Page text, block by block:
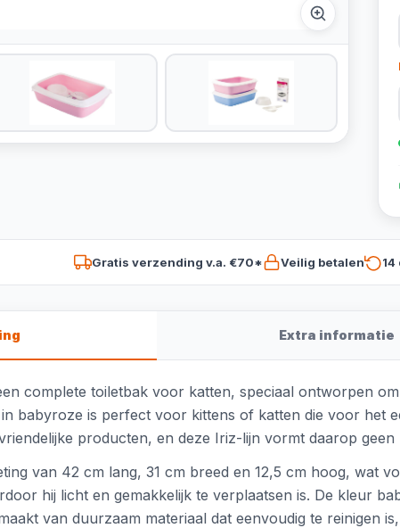
Gratis verzending v.a. €70* Veilig betalen
Extra informatie
complete toiletbak voor katten, speciaal ontworpen
babyroze is perfect voor kittens of katten die voor het
producten, en deze Iriz-lijn vormt daarop geen
van 42 cm lang, 31 cm breed en 12,5 cm hoog, wat
hij licht en gemakkelijk te verplaatsen is. De kleur
van duurzaam materiaal dat eenvoudig te reinigen